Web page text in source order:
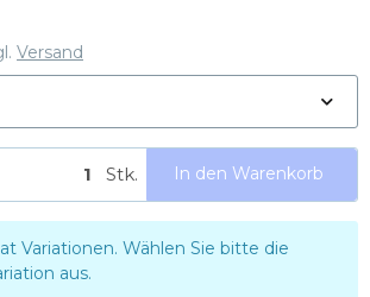
Versand
Stk. In den Warenkorb
Variationen. Wählen Sie bitte die
aus.